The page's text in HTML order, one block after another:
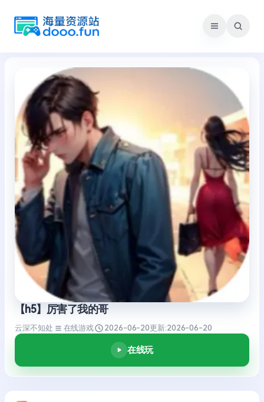
【h5】厉害了我的哥
云深不知处 在线游戏 2026-06-20更新:2026-06-20
在线玩